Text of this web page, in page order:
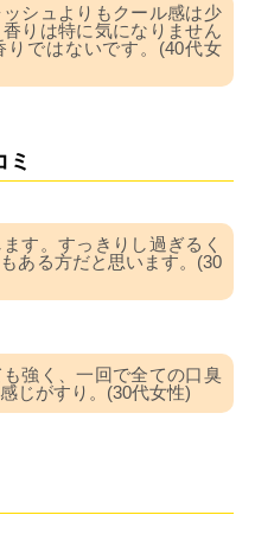
シュよりもクール感は少
りは特に気になりません
りではないです。(40代女
す。すっきりし過ぎるく
ある方だと思います。(30
強く、一回で全ての口臭
じがすり。(30代女性)